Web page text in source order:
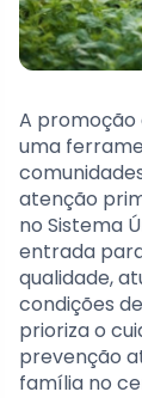
A promoção
uma
atenção
no Sistema
entrada
qualidade,
condições
prioriza o
prevenção
família no